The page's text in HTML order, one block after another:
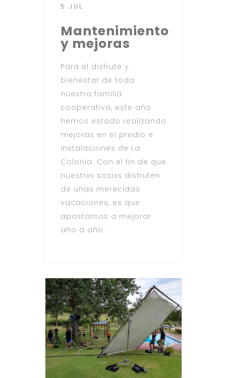
5 JUL
Mantenimiento
y mejoras
Para el disfrute y
bienestar de toda
nuestra familia
cooperativa, este año
hemos estado realizando
mejoras en el predio e
instalaciones de La
Colonia. Con el fin de que
nuestrxs socixs disfruten
de unas merecidas
vacaciones, es que
apostamos a mejorar
año a año.